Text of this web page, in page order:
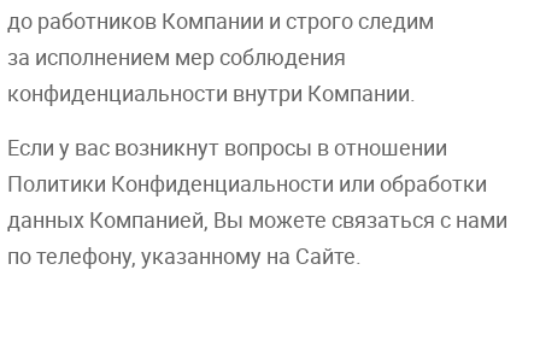
до работников Компании и строго следим
за исполнением мер соблюдения
конфиденциальности внутри Компании.
Если у вас возникнут вопросы в отношении
Политики Конфиденциальности или обработки
данных Компанией, Вы можете связаться с нами
по телефону, указанному на Сайте.